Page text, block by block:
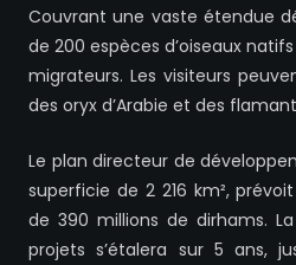
Couvrant une vaste étendue
de 200 espèces d’oiseaux
migrateurs. Les visiteurs
des oryx d’Arabie et des
Le plan directeur de
superficie de 2 216 km²,
de 390 millions de dirhams.
projets s’étalera sur 5 ans,